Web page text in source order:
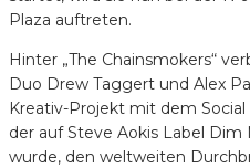
Plaza auftreten.
Hinter „The Chainsmokers“
Duo Drew Taggert und Alex
Kreativ-Projekt mit dem
der auf Steve Aokis Label
wurde, den weltweiten